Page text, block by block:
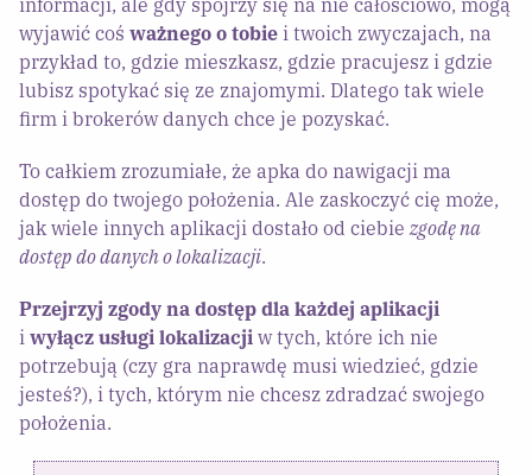
wyjawić coś ważnego o tobie i twoich zwyczajach, na
przykład to, gdzie mieszkasz, gdzie pracujesz i gdzie
lubisz spotykać się ze znajomymi. Dlatego tak wiele
firm i brokerów danych chce je pozyskać.
To całkiem zrozumiałe, że apka do nawigacji ma
dostęp do twojego położenia. Ale zaskoczyć cię może,
jak wiele innych aplikacji dostało od ciebie zgodę na
dostęp do danych o lokalizacji.
Przejrzyj zgody na dostęp dla każdej aplikacji
i wyłącz usługi lokalizacji w tych, które ich nie
potrzebują (czy gra naprawdę musi wiedzieć, gdzie
jesteś?), i tych, którym nie chcesz zdradzać swojego
położenia.